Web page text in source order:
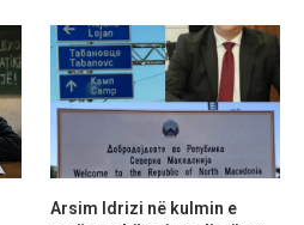
Arsim Idrizi në kulmin e